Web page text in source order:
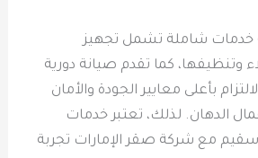
خدمات شاملة تشمل تجهيز
وتنظيفها، كما تقدم صيانة دورية
بأعلى معايير الجودة والأمان
الدهان. لذلك، تعتبر خدمات
مع شركة صقر الإمارات تجربة